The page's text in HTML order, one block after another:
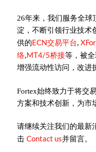
26年来，我们服务全球
淀，不断引领行业技术
供的ECN交易平台,
络,MT4/5桥接等，被
增强流动性访问，改进
Fortex始终致力于将交
方案和技术创新，为市
请继续关注我们的最新
击 Contact us并留言。